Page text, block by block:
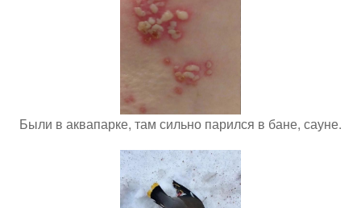
Были в аквапарке, там сильно парился в бане, сауне.